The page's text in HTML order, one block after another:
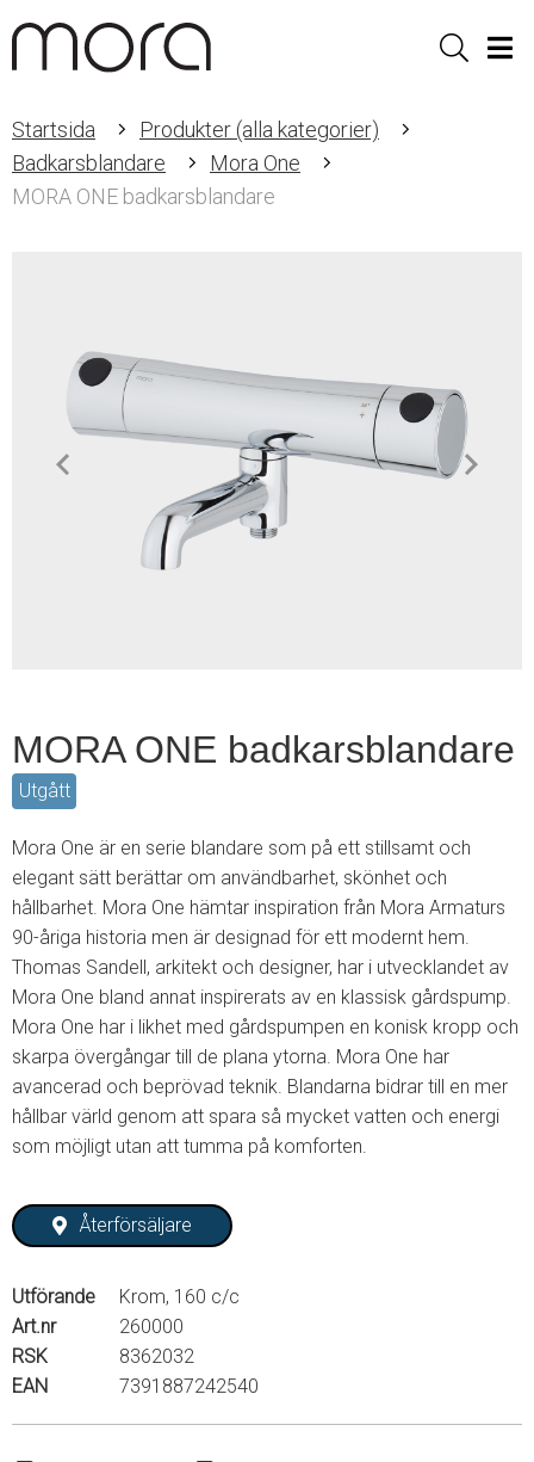
Sök
Startsida
Produkter (alla kategorier)
Badkarsblandare
Mora One
MORA ONE badkarsblandare
MORA ONE badkarsblandare
Utgått
Mora One är en serie blandare som på ett stillsamt och
elegant sätt berättar om användbarhet, skönhet och
hållbarhet. Mora One hämtar inspiration från Mora Armaturs
90-åriga historia men är designad för ett modernt hem.
Thomas Sandell, arkitekt och designer, har i utvecklandet av
Mora One bland annat inspirerats av en klassisk gårdspump.
Mora One har i likhet med gårdspumpen en konisk kropp och
skarpa övergångar till de plana ytorna. Mora One har
avancerad och beprövad teknik. Blandarna bidrar till en mer
hållbar värld genom att spara så mycket vatten och energi
som möjligt utan att tumma på komforten.
Återförsäljare
Utförande
Krom, 160 c/c
Art.nr
260000
RSK
8362032
EAN
7391887242540